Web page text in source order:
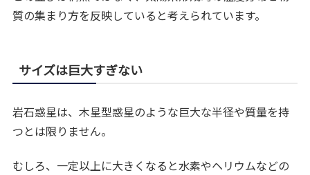
質の集まり方を反映していると考えられています。
サイズは巨大すぎない
岩石惑星は、木星型惑星のような巨大な半径や質量を持
つとは限りません。
むしろ、一定以上に大きくなると水素やヘリウムなどの